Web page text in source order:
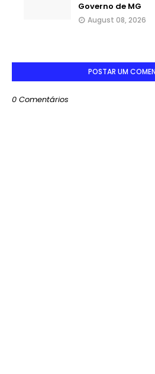
Governo de MG
August 08, 2026
POSTAR UM
0 Comentários